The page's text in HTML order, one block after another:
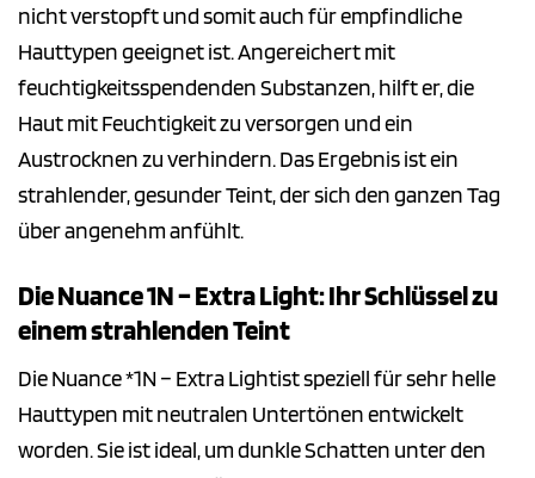
nicht verstopft und somit auch für empfindliche
Hauttypen geeignet ist. Angereichert mit
feuchtigkeitsspendenden Substanzen, hilft er, die
Haut mit Feuchtigkeit zu versorgen und ein
Austrocknen zu verhindern. Das Ergebnis ist ein
strahlender, gesunder Teint, der sich den ganzen Tag
über angenehm anfühlt.
Die Nuance 1N – Extra Light: Ihr Schlüssel zu
einem strahlenden Teint
Die Nuance *1N – Extra Lightist speziell für sehr helle
Hauttypen mit neutralen Untertönen entwickelt
worden. Sie ist ideal, um dunkle Schatten unter den